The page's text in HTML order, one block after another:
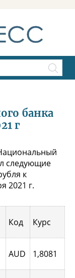
банка
г
следующие
к
2021 г.
Код Курс
AUD 1,8081